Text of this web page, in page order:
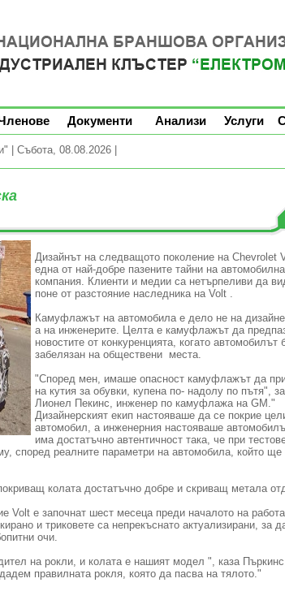
Документи Анализи Услуги
| Събота, 08.08.2026 |
Дизайнът на следващото поколение на Chevrolet
една от най-добре пазените тайни на
компания. Клиенти и медии са нетърпеливи да
поне от разстояние наследника на Volt .
Камуфлажът на автомобила е дело не на
а на инженерите. Целта е камуфлажът да
новостите от конкуренцията, когато автомобилът
забелязан на обществени места.
"Според мен, имаше опасност камуфлажът да
на кутия за обувки, купена по- надолу по пътя",
Лионел Пекинс, инженер по камуфлажа на GM ."
Дизайнерският екип настояваше да се покрие
автомобил, а инженерния настояваше
има достатъчно автентичност така, че при
според реалните параметри на автомобила, който ще
колатадостатъчно добре и скриващ метала
Volt е започнат шест месеца преди началото на
и триковете са непрекъснато актуализирани, за
очи.
на рокли, и колата е нашият модел ", каза Пъркинс
правилната рокля, която да пасва на тялото."